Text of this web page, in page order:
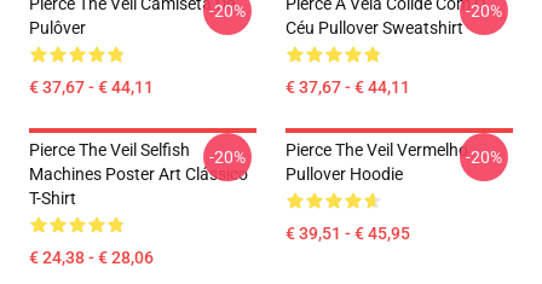
Pulôver
€ 37,67 - € 44,11
-20%
Céu Pullover Sweatshirt
€ 37,67 - € 44,11
-20%
Pierce The Veil Selfish
Machines Poster Art Clássico
T-Shirt
€ 24,38 - € 28,06
-20%
Pierce The Veil Vermelho
Pullover Hoodie
€ 39,51 - € 45,95
-20%